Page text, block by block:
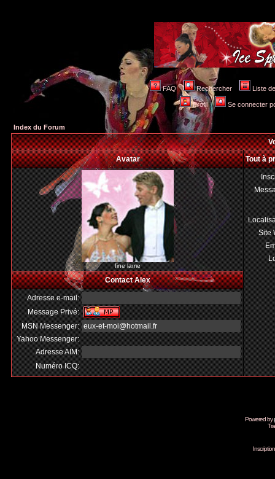
FAQ Rechercher Liste
Profil Se connecter
Index du Forum
Avatar
Tout à
fine lame
Site
Contact Alex
Adresse e-mail:
Message Privé:
MSN Messenger: eux-et-moi@hotmail.fr
Yahoo Messenger:
Adresse AIM:
Numéro ICQ:
Powered by